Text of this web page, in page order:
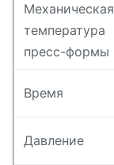
Механическая
температура
пресс-формы
Время
Давление